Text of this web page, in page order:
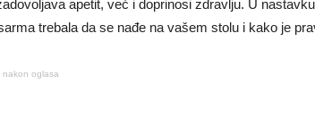
apetit, već i doprinosi zdravlju. U
trebala da se nađe na vašem stolu i kako je
nakon oglasa